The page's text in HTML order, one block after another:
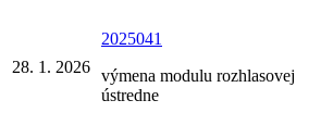
28. 1. 2026
2025041
výmena modulu rozhlasovej
ústredne